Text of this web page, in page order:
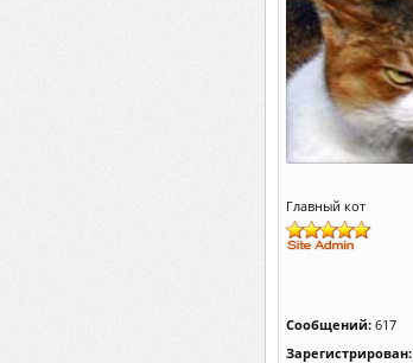
Главный кот
Сообщений: 617
Зарегистрирован: